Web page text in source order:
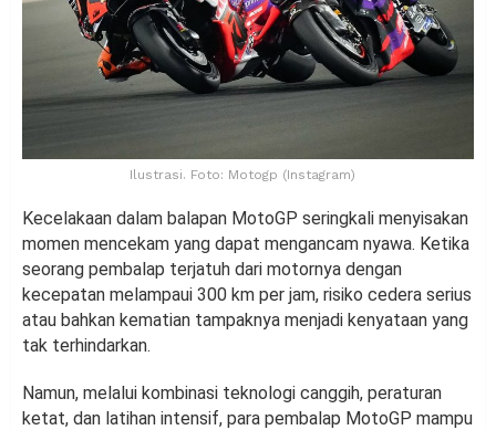
Ilustrasi. Foto: Motogp (Instagram)
Kecelakaan dalam balapan MotoGP seringkali menyisakan
momen mencekam yang dapat mengancam nyawa. Ketika
seorang pembalap terjatuh dari motornya dengan
kecepatan melampaui 300 km per jam, risiko cedera serius
atau bahkan kematian tampaknya menjadi kenyataan yang
tak terhindarkan.
Namun, melalui kombinasi teknologi canggih, peraturan
ketat, dan latihan intensif, para pembalap MotoGP mampu